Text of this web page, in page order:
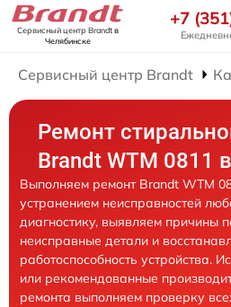
Сервисный центр Brandtв
Челябинске
+7
Сервисный центр Brandt
Ремонт
Brandt WTM 0811
Выполняем ремонт Brandt WTM
устранением неисправностей
диагностику, выявляем причины
неисправные детали и
работоспособность устройства.
или рекомендованные
ремонта выполняем проверку